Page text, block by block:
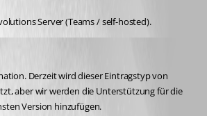
Server (Teams / self-hosted).
Derzeit wird dieser Eintragstyp von
aber wir werden die Unterstützung für die
Version hinzufügen.